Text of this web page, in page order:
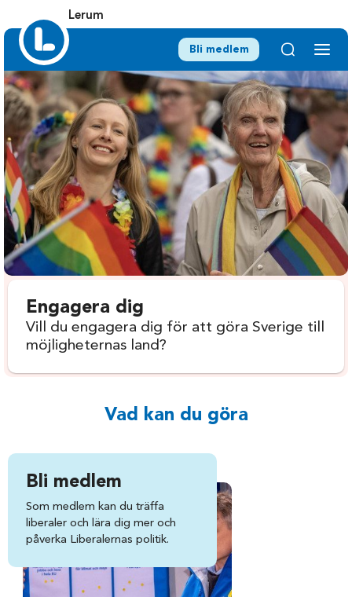
Lerum
Bli medlem
Engagera dig
Vill du engagera dig för att göra Sverige till
möjligheternas land?
Vad kan du göra
Bli medlem
Som medlem kan du träffa
liberaler och lära dig mer och
påverka Liberalernas politik.